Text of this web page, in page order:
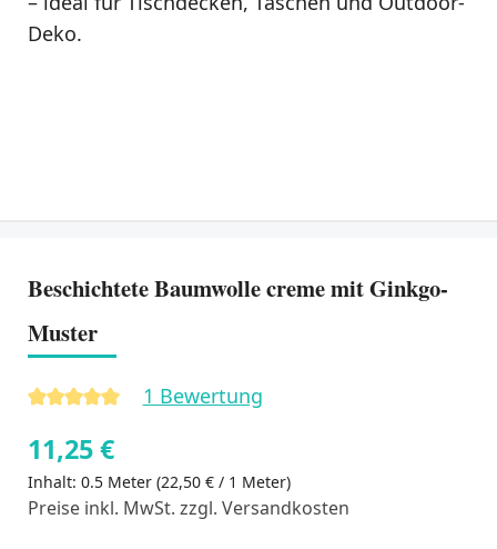
Beschichtete Baumwolle creme mit Ginkgo-
Muster
Durchschnittliche Bewertung von 5 von 5 Sternen
1 Bewertung
11,25 €
Inhalt: 0.5 Meter (22,50 € / 1 Meter)
Preise inkl. MwSt. zzgl. Versandkosten